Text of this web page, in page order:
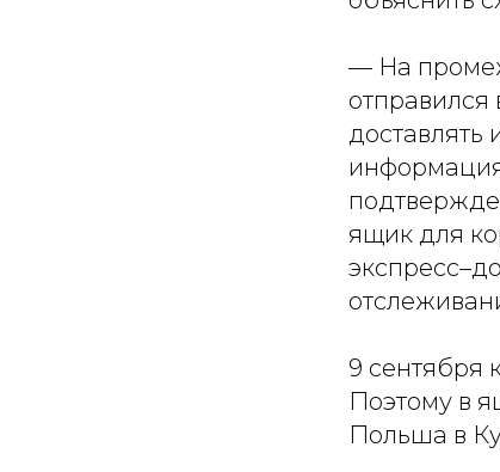
— На
отправился
доставлять
ящик для
9 сентября
Поэтому в
Польша в